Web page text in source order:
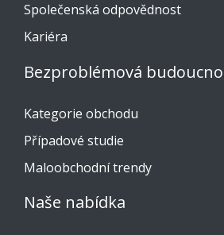
Společenská odpovědnost
Kariéra
Bezproblémová
Kategorie obchodu
Případové studie
Maloobchodní trendy
Naše nabídka